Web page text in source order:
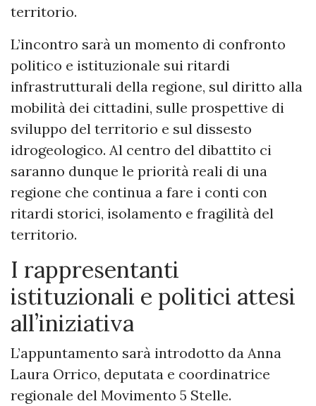
territorio.
L’incontro sarà un momento di confronto
politico e istituzionale sui ritardi
infrastrutturali della regione, sul diritto alla
mobilità dei cittadini, sulle prospettive di
sviluppo del territorio e sul dissesto
idrogeologico. Al centro del dibattito ci
saranno dunque le priorità reali di una
regione che continua a fare i conti con
ritardi storici, isolamento e fragilità del
territorio.
I rappresentanti
istituzionali e politici attesi
all’iniziativa
L’appuntamento sarà introdotto da Anna
Laura Orrico, deputata e coordinatrice
regionale del Movimento 5 Stelle.